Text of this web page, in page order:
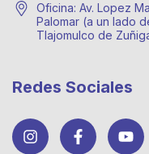
Oficina: Av. Lopez
Palomar (a un lado
Tlajomulco de
Redes Sociales